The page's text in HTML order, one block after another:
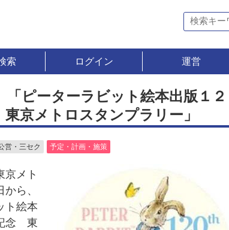
索 ログイン 運営
ピーターラビット絵本出版１２
京メトロスタンプラリー」
営・三セク 予定・計画・施策
メト
ら、
ト絵本
念 東